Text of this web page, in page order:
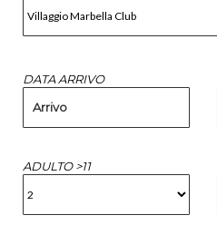
DATA ARRIVO
Arrivo
ADULTO >11